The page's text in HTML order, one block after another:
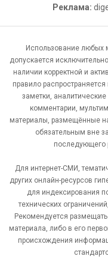
Реклама:
Использование любых
допускается
наличии корректной и
правило
заметки,
комментарии,
материалы, размещённые
обязательным вне
последующего
Для интернет-СМИ,
других онлайн-ресурсов
для индексирования
технических
Рекомендуется
материала, либо в его
происхождения